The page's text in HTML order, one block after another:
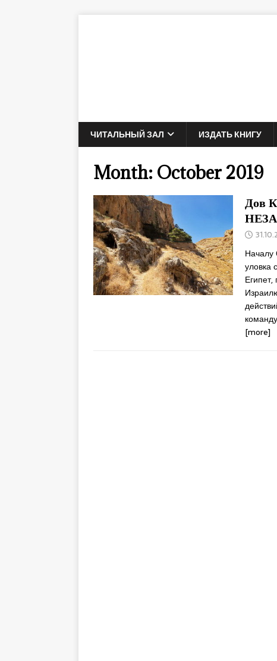
ЧИТАЛЬНЫЙ ЗАЛ ИЗДАТЬ КНИГУ
Month: October 2019
Дов
Началу
уловка
[more]